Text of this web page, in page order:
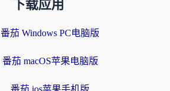
下载应用
番茄 Windows PC电脑版
番茄 macOS苹果电脑版